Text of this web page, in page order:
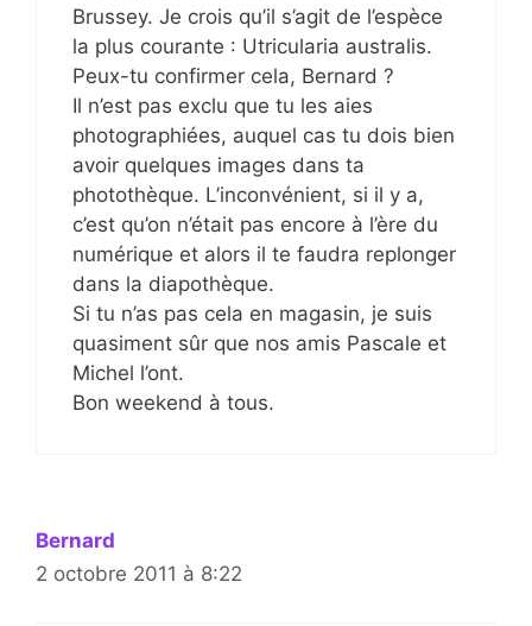
Brussey. Je crois qu’il s’agit de l’espèce
la plus courante : Utricularia australis.
Peux-tu confirmer cela, Bernard ?
Il n’est pas exclu que tu les aies
photographiées, auquel cas tu dois bien
avoir quelques images dans ta
photothèque. L’inconvénient, si il y a,
c’est qu’on n’était pas encore à l’ère du
numérique et alors il te faudra replonger
dans la diapothèque.
Si tu n’as pas cela en magasin, je suis
quasiment sûr que nos amis Pascale et
Michel l’ont.
Bon weekend à tous.
Bernard
2 octobre 2011 à 8:22